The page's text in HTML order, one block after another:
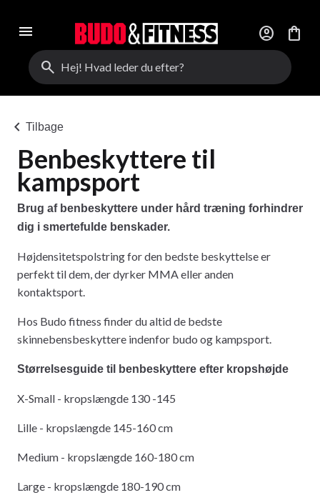
menu account_circle
shopping_bag
search
chevron_left Tilbage
Benbeskyttere til
kampsport
Brug af benbeskyttere under hård træning forhindrer
dig i smertefulde benskader.
Højdensitetspolstring for den bedste beskyttelse er
perfekt til dem, der dyrker MMA eller anden
kontaktsport.
Hos Budo fitness finder du altid de bedste
skinnebensbeskyttere indenfor budo og kampsport.
Størrelsesguide til benbeskyttere efter kropshøjde
X-Small - kropslængde 130 -145
Lille - kropslængde 145-160 cm
Medium - kropslængde 160-180 cm
Large - kropslængde 180-190 cm